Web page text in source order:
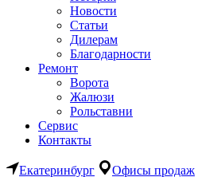
Новости
Статьи
Дилерам
Благодарности
Ремонт
Ворота
Жалюзи
Рольставни
Сервис
Контакты
Екатеринбург Офисы продаж